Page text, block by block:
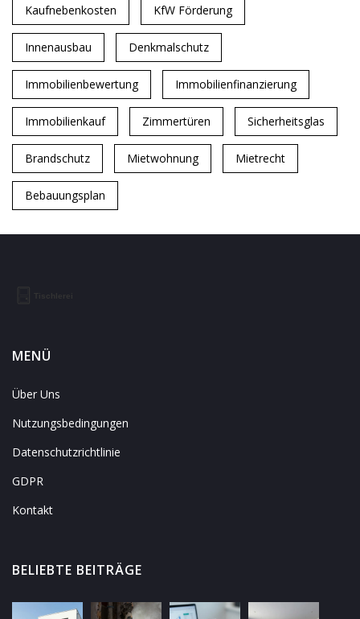
Kaufnebenkosten KfW Förderung
Innenausbau Denkmalschutz
Immobilienbewertung Immobilienfinanzierung
Immobilienkauf Zimmertüren Sicherheitsglas
Brandschutz Mietwohnung Mietrecht
Bebauungsplan
MENÜ
Über Uns
Nutzungsbedingungen
Datenschutzrichtlinie
GDPR
Kontakt
BELIEBTE BEITRÄGE